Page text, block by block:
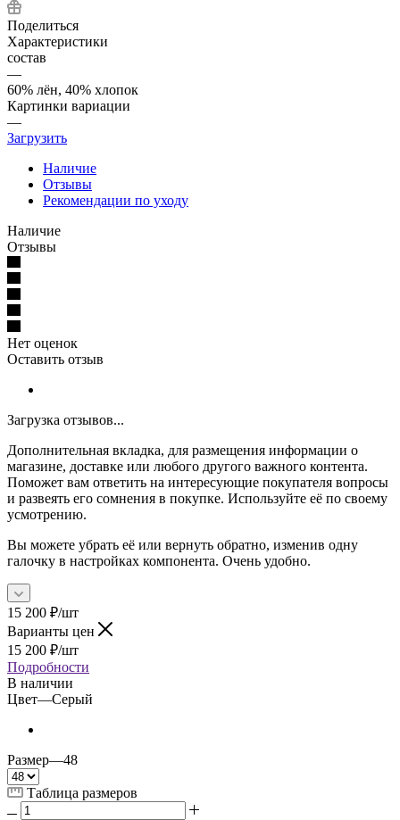
Поделиться
Характеристики
состав
—
60% лён, 40% хлопок
Картинки вариации
—
Загрузить
Наличие
Отзывы
Рекомендации по уходу
Наличие
Отзывы
Нет оценок
Оставить отзыв
Загрузка отзывов...
Дополнительная вкладка, для размещения информации о
магазине, доставке или любого другого важного контента.
Поможет вам ответить на интересующие покупателя вопросы
и развеять его сомнения в покупке. Используйте её по своему
усмотрению.
Вы можете убрать её или вернуть обратно, изменив одну
галочку в настройках компонента. Очень удобно.
15 200 ₽/шт
Варианты цен
15 200 ₽/шт
Подробности
В наличии
Цвет—Серый
Размер—48
Таблица размеров